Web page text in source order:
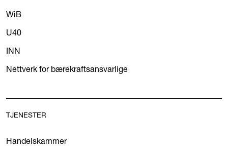
WiB
U40
INN
Nettverk for bærekraftsansvarlige
TJENESTER
Handelskammer